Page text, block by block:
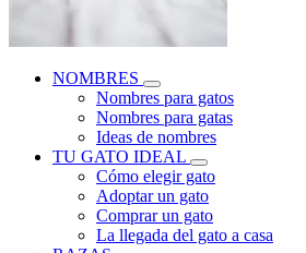
NOMBRES
Nombres para gatos
Nombres para gatas
Ideas de nombres
TU GATO IDEAL
Cómo elegir gato
Adoptar un gato
Comprar un gato
La llegada del gato a casa